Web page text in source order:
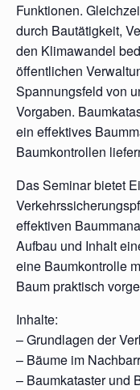
Funktionen.
durch Bautätigkeit,
den Klimawandel
öffentlichen
Spannungsfeld von
Vorgaben.
ein effektives
Baumkontrollen
Das Seminar bietet
effektiven
Aufbau und Inhalt
eine Baumkontrolle
Baum praktisch
Inhalte:
– Grundlagen der
– Bäume im
– Baumkataster und